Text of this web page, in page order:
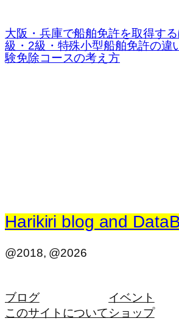
大阪・兵庫で船舶免許を取得す
級・2級・特殊小型船舶免許の違
験免除コースの考え方
Harikiri blog and
@2018, @2026
ブログ
このサイトについて
イベント
ショップ